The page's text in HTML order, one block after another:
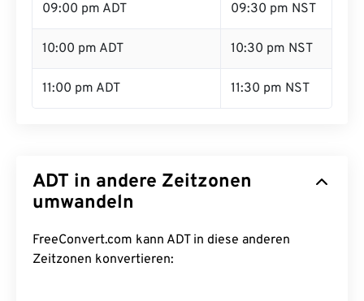
09:00 pm ADT 09:30 pm NST
10:00 pm ADT 10:30 pm NST
11:00 pm ADT 11:30 pm NST
ADT in andere Zeitzonen
umwandeln
FreeConvert.com kann ADT in diese anderen
Zeitzonen konvertieren: